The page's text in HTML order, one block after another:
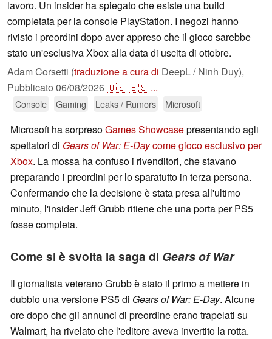
lavoro. Un insider ha spiegato che esiste una build
completata per la console PlayStation. I negozi hanno
rivisto i preordini dopo aver appreso che il gioco sarebbe
stato un'esclusiva Xbox alla data di uscita di ottobre.
Adam Corsetti (traduzione a cura di DeepL / Ninh Duy),
Pubblicato 06/08/2026🇺🇸🇪🇸 ...
Console Gaming Leaks / Rumors Microsoft
Microsoft ha sorpresoGames Showcasepresentando agli
spettatori di Gears of War: E-Daycome gioco esclusivo per
Xbox. La mossa ha confuso i rivenditori, che stavano
preparando i preordini per lo sparatutto in terza persona.
Confermando che la decisione è stata presa all'ultimo
minuto, l'insider Jeff Grubb ritiene che una porta per PS5
fosse completa.
Come si è svolta la saga di Gears of War
Il giornalista veterano Grubb è stato il primo a mettere in
dubbio una versione PS5 di Gears of War: E-Day. Alcune
ore dopo che gli annunci di preordine erano trapelati su
Walmart, ha rivelato che l'editore aveva invertito la rotta.